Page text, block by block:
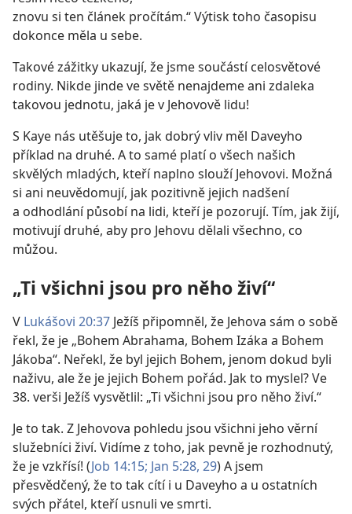
znovu si ten článek pročítám.“ Výtisk toho časopisu
dokonce měla u sebe.
Takové zážitky ukazují, že jsme součástí celosvětové
rodiny. Nikde jinde ve světě nenajdeme ani zdaleka
takovou jednotu, jaká je v Jehovově lidu!
S Kaye nás utěšuje to, jak dobrý vliv měl Daveyho
příklad na druhé. A to samé platí o všech našich
skvělých mladých, kteří naplno slouží Jehovovi. Možná
si ani neuvědomují, jak pozitivně jejich nadšení
a odhodlání působí na lidi, kteří je pozorují. Tím, jak žijí,
motivují druhé, aby pro Jehovu dělali všechno, co
můžou.
„Ti všichni jsou pro něho živí“
V Lukášovi 20:37 Ježíš připomněl, že Jehova sám o sobě
řekl, že je „Bohem Abrahama, Bohem Izáka a Bohem
Jákoba“. Neřekl, že byl jejich Bohem, jenom dokud byli
naživu, ale že je jejich Bohem pořád. Jak to myslel? Ve
38. verši Ježíš vysvětlil: „Ti všichni jsou pro něho živí.“
Je to tak. Z Jehovova pohledu jsou všichni jeho věrní
služebníci živí. Vidíme z toho, jak pevně je rozhodnutý,
že je vzkřísí! (Job 14:15; Jan 5:28, 29) A jsem
přesvědčený, že to tak cítí i u Daveyho a u ostatních
svých přátel, kteří usnuli ve smrti.